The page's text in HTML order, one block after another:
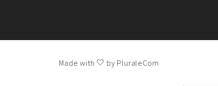
Made with by PluraleCom